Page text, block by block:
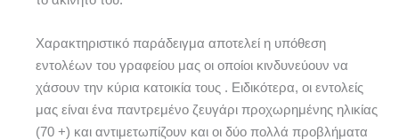
Χαρακτηριστικό παράδειγμα αποτελεί η υπόθεση
εντολέων του γραφείου μας οι οποίοι κινδυνεύουν να
χάσουν την κύρια κατοικία τους . Ειδικότερα, οι εντολείς
μας είναι ένα παντρεμένο ζευγάρι προχωρημένης ηλικίας
(70 +) και αντιμετωπίζουν και οι δύο πολλά προβλήματα